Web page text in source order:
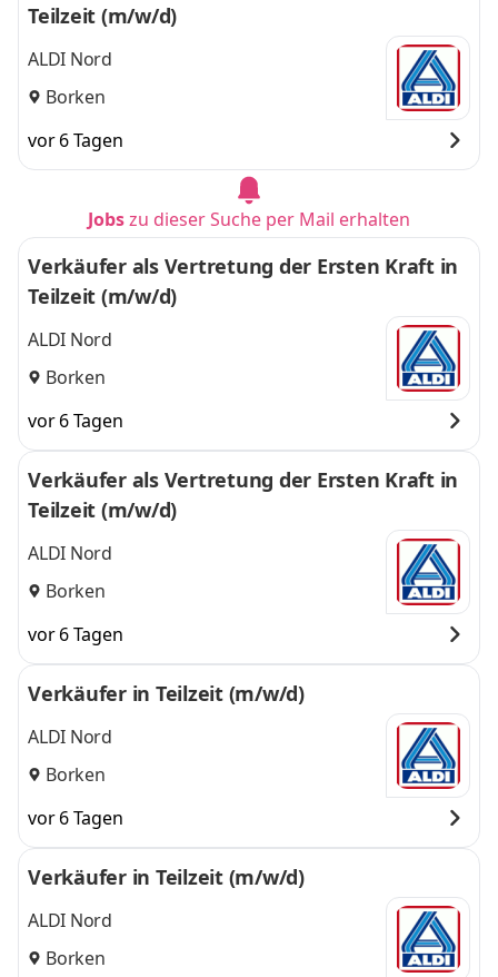
Teilzeit (m/w/d)
ALDI Nord
Borken
vor 6 Tagen
Jobszu dieser Suche per Mail erhalten
Verkäufer als Vertretung der Ersten Kraft in
Teilzeit (m/w/d)
ALDI Nord
Borken
vor 6 Tagen
Verkäufer als Vertretung der Ersten Kraft in
Teilzeit (m/w/d)
ALDI Nord
Borken
vor 6 Tagen
Verkäufer in Teilzeit (m/w/d)
ALDI Nord
Borken
vor 6 Tagen
Verkäufer in Teilzeit (m/w/d)
ALDI Nord
Borken